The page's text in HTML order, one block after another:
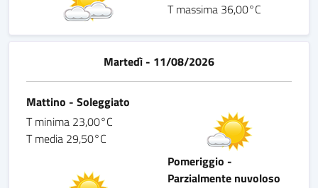
T massima 36,00°C
Martedì - 11/08/2026
Mattino - Soleggiato
T minima 23,00°C
T media 29,50°C
Pomeriggio -
Parzialmente nuvoloso